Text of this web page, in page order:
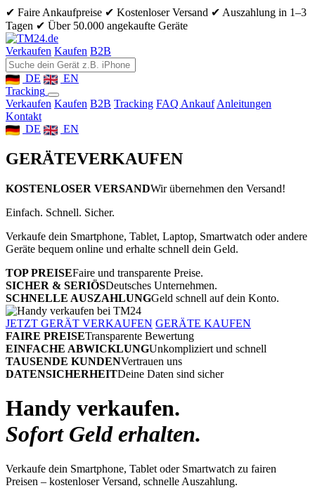
✔ Faire Ankaufpreise ✔ Kostenloser Versand ✔ Auszahlung in 1–3
Tagen ✔ Über 50.000 angekaufte Geräte
Verkaufen Kaufen B2B
DE
EN
Tracking
Verkaufen Kaufen B2B Tracking FAQ Ankauf Anleitungen
Kontakt
DE
EN
GERÄTEVERKAUFEN
KOSTENLOSER VERSANDWir übernehmen den Versand!
Einfach. Schnell. Sicher.
Verkaufe dein Smartphone, Tablet, Laptop, Smartwatch oder andere
Geräte bequem online und erhalte schnell dein Geld.
TOP PREISEFaire und transparente Preise.
SICHER & SERIÖSDeutsches Unternehmen.
SCHNELLE AUSZAHLUNGGeld schnell auf dein Konto.
JETZT GERÄT VERKAUFEN GERÄTE KAUFEN
FAIRE PREISETransparente Bewertung
EINFACHE ABWICKLUNGUnkompliziert und schnell
TAUSENDE KUNDENVertrauen uns
DATENSICHERHEITDeine Daten sind sicher
Handy verkaufen.
Sofort Geld erhalten.
Verkaufe dein Smartphone, Tablet oder Smartwatch zu fairen
Preisen – kostenloser Versand, schnelle Auszahlung.